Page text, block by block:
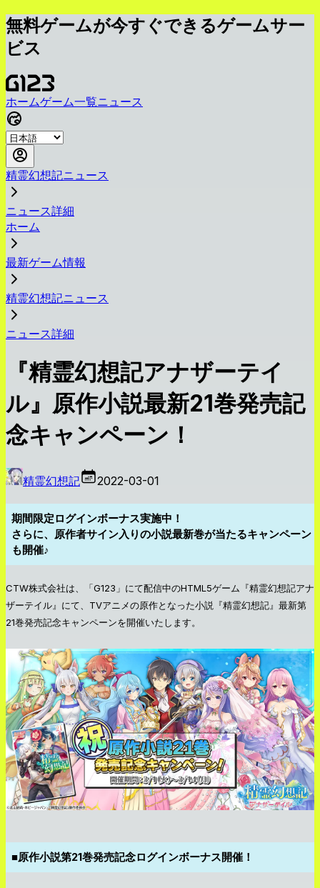
無料ゲームが今すぐできるゲームサー
ビス
ホームゲーム一覧ニュース
精霊幻想記ニュース
ニュース詳細
ホーム
最新ゲーム情報
精霊幻想記ニュース
ニュース詳細
『精霊幻想記アナザーテイ
ル』原作小説最新21巻発売記
念キャンペーン！
精霊幻想記 2022-03-01
期間限定ログインボーナス実施中！
さらに、原作者サイン入りの小説最新巻が当たるキャンペーン
も開催♪
CTW株式会社は、「G123」にて配信中のHTML5ゲーム『精霊幻想記アナ
ザーテイル』にて、TVアニメの原作となった小説『精霊幻想記』最新第
21巻発売記念キャンペーンを開催いたします。
■原作小説第21巻発売記念ログインボーナス開催！